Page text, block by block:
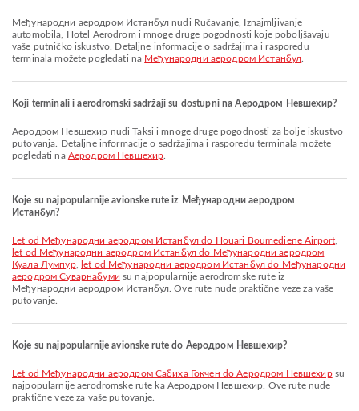
Међународни аеродром Истанбул nudi Ručavanje, Iznajmljivanje
automobila, Hotel Aerodrom i mnoge druge pogodnosti koje poboljšavaju
vaše putničko iskustvo. Detaljne informacije o sadržajima i rasporedu
terminala možete pogledati na Међународни аеродром Истанбул
Koji terminali i aerodromski sadržaji su dostupni na Aеродром Невшехир?
Aеродром Невшехир nudi Taksi i mnoge druge pogodnosti za bolje iskustvo
putovanja. Detaljne informacije o sadržajima i rasporedu terminala možete
pogledati na Aеродром Невшехир
Koje su najpopularnije avionske rute iz Међународни аеродром
Истанбул?
let od Међународни аеродром Истанбул do Houari Boumediene Airport
let od Међународни аеродром Истанбул do Међународни аеродром
Куала Лумпур,
let od Међународни аеродром Истанбул do Међународни
аеродром Суварнабуми su najpopularnije aerodromske rute iz
Међународни аеродром Истанбул. Ove rute nude praktične veze za vaše
putovanje.
Koje su najpopularnije avionske rute do Aеродром Невшехир?
let od Међународни аеродром Сабиха Гокчен do Aеродром Невшехирsu
najpopularnije aerodromske rute ka Aеродром Невшехир. Ove rute nude
praktične veze za vaše putovanje.